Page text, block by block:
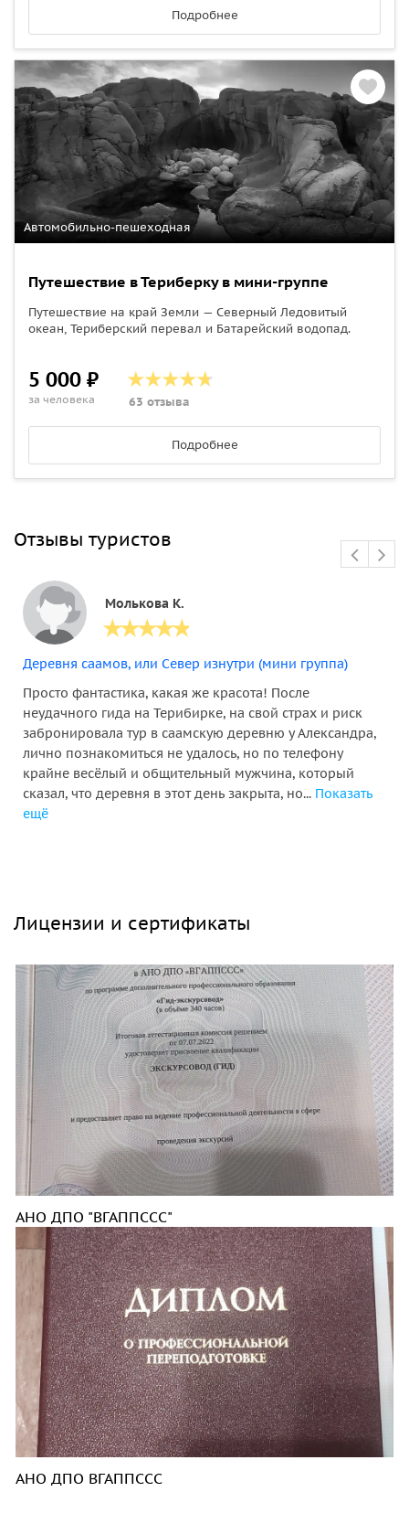
Подробнее
Автомобильно-пешеходная
Путешествие в Териберку в мини-группе
Путешествие на край Земли — Северный Ледовитый
океан, Териберский перевал и Батарейский водопад.
5 000 ₽
за человека 63 отзыва
Подробнее
Отзывы туристов
Молькова К.
Деревня саамов, или Север изнутри (мини группа)
Просто фантастика, какая же красота! После
неудачного гида на Терибирке, на свой страх и риск
забронировала тур в саамскую деревню у Александра,
лично познакомиться не удалось, но по телефону
крайне весёлый и общительный мужчина, который
сказал, что деревня в этот день закрыта, но... Показать
ещё
Лицензии и сертификаты
АНО ДПО "ВГАППССС"
АНО ДПО ВГАППССС